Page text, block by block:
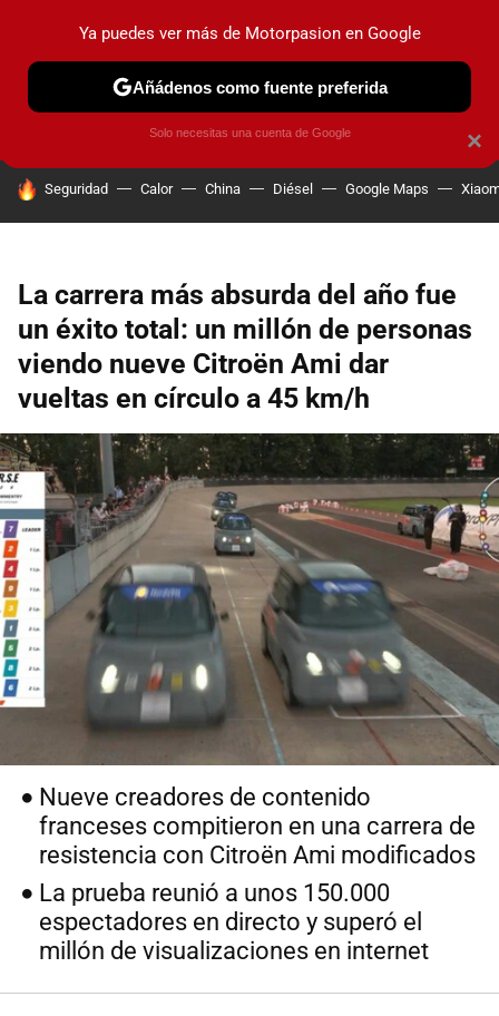
PRUEBAS COCHES ELÉCTRICOS OBSERVATORIO
HOY SE HABLA DE
Seguridad Calor China Diésel Google Maps
La carrera más absurda del año fue
un éxito total: un millón de personas
viendo nueve Citroën Ami dar
vueltas en círculo a 45 km/h
Nueve creadores de contenido
franceses compitieron en una carrera de
resistencia con Citroën Ami modificados
La prueba reunió a unos 150.000
espectadores en directo y superó el
millón de visualizaciones en internet
×
Ya puedes ver más de Motorpasion en Google
Añádenos como fuente preferida
Solo necesitas una cuenta de Google